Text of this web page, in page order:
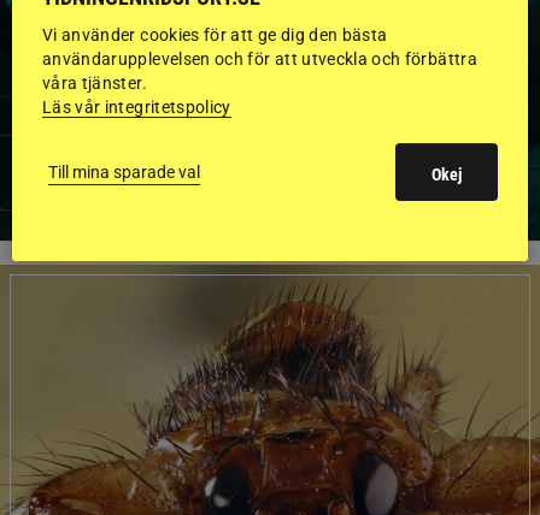
FLERA KATEGORIER MED
BILDER OCH FAKTA
VISA ALLA HINGSTAR
Vi använder cookies för att ge dig den bästa
användarupplevelsen och för att utveckla och förbättra
våra tjänster.
Läs vår integritetspolicy
Till mina sparade val Okej